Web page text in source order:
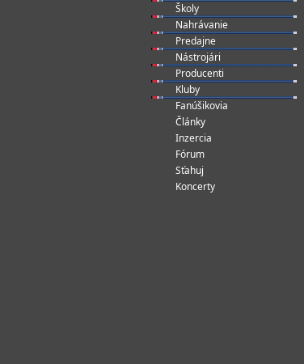
Školy
Nahrávanie
Predajne
Nástrojári
Producenti
Kluby
Fanúšikovia
Články
Inzercia
Fórum
Sťahuj
Koncerty